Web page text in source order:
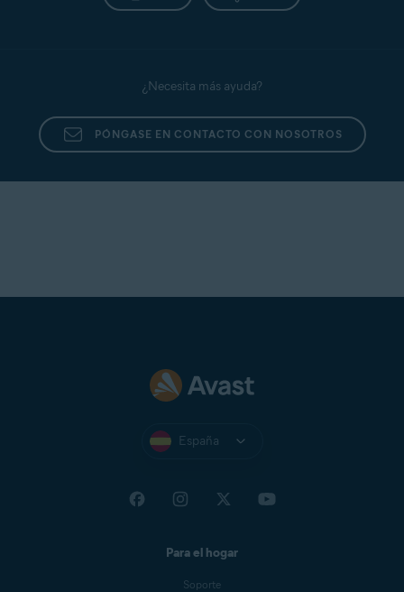
¿Necesita más ayuda?
PÓNGASE EN CONTACTO CON NOSOTROS
España
Para el hogar
Soporte